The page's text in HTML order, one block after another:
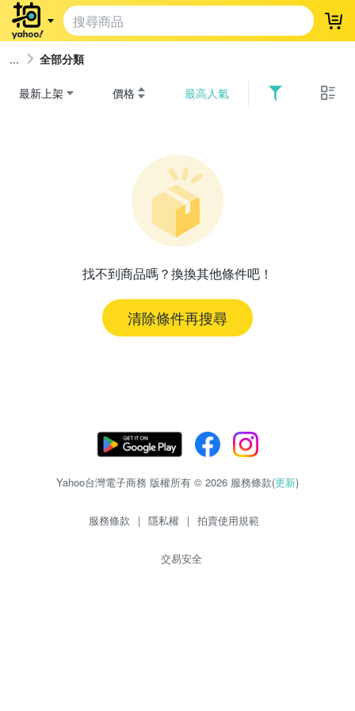
登
全部分類
最新上架 價格 最高人氣
找不到商品嗎？換換其他條件吧！
清除條件再搜尋
Yahoo台灣電子商務 版權所有 © 2026 服務條款(更新)
服務條款 | 隱私權 | 拍賣使用規範
交易安全